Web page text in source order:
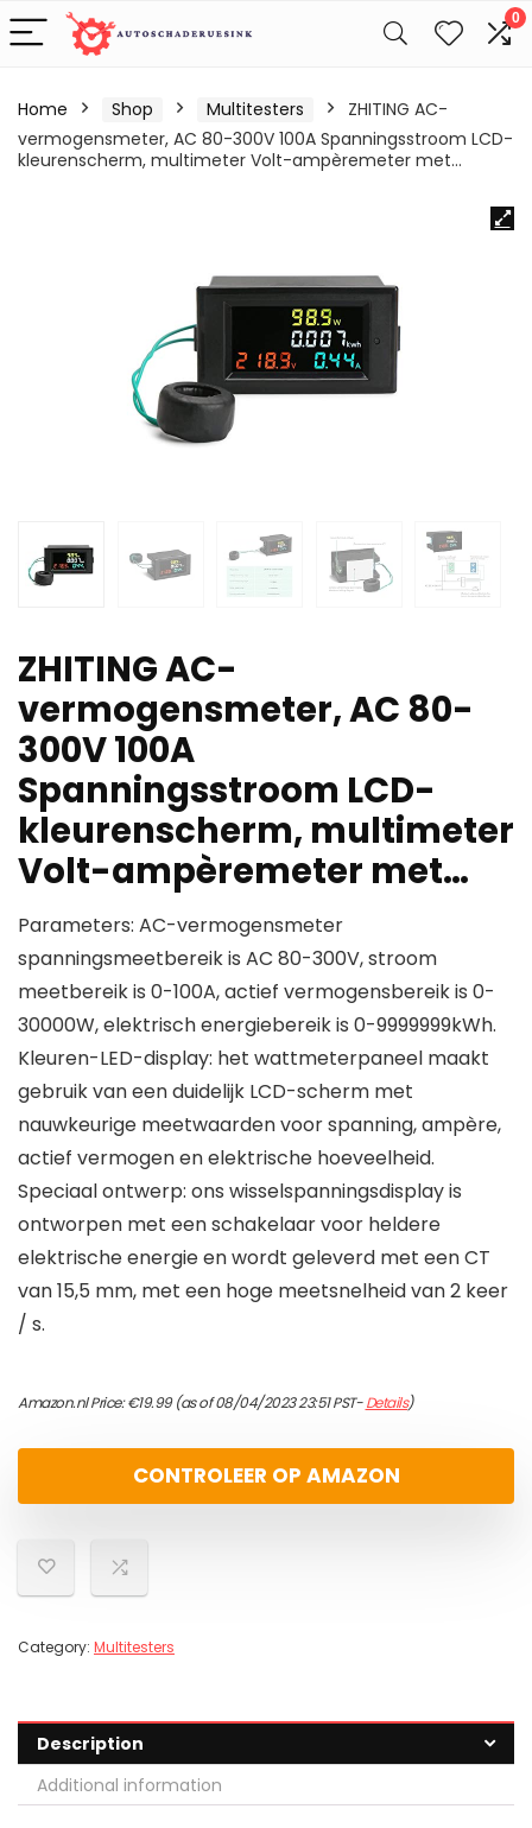
0
Home Shop Multitesters
ZHITING AC-
vermogensmeter, AC 80-300V 100A Spanningsstroom LCD-
kleurenscherm, multimeter Volt-ampèremeter met…
ZHITING AC-
vermogensmeter, AC 80-
300V 100A
Spanningsstroom LCD-
kleurenscherm, multimeter
Volt-ampèremeter met…
Parameters: AC-vermogensmeter
spanningsmeetbereik is AC 80-300V, stroom
meetbereik is 0-100A, actief vermogensbereik is 0-
30000W, elektrisch energiebereik is 0-9999999kWh.
Kleuren-LED-display: het wattmeterpaneel maakt
gebruik van een duidelijk LCD-scherm met
nauwkeurige meetwaarden voor spanning, ampère,
actief vermogen en elektrische hoeveelheid.
Speciaal ontwerp: ons wisselspanningsdisplay is
ontworpen met een schakelaar voor heldere
elektrische energie en wordt geleverd met een CT
van 15,5 mm, met een hoge meetsnelheid van 2 keer
/ s.
Amazon.nl Price:€19.99(as of 08/04/2023 23:51 PST-Details)
CONTROLEER OP AMAZON
Category: Multitesters
Description
Additional information